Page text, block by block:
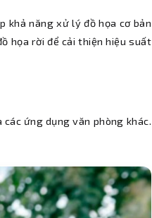
khả năng xử lý đồ họa cơ bản
họa rời để cải thiện hiệu suất
ứng dụng văn phòng khác.